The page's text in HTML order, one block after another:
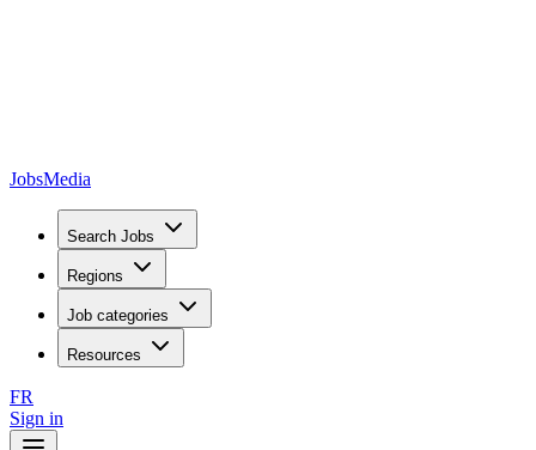
JobsMedia
Search Jobs
Regions
Job categories
Resources
FR
Sign in